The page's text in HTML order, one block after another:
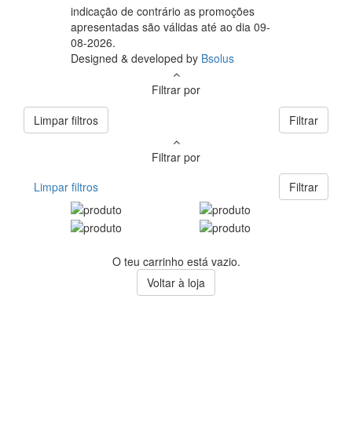
indicação de contrário as promoções
apresentadas são válidas até ao dia 09-
08-2026.
Designed & developed by Bsolus
Filtrar por
Limpar filtros
Filtrar
Filtrar por
Limpar filtros
Filtrar
O teu carrinho está vazio.
Voltar à loja